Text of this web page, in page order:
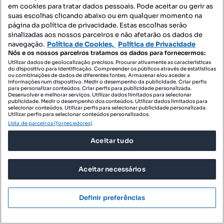
475 000 €2529,29 €/m²
Loja Nova com 188 m2 inserida no
empreendimento Senhora do Porto Resid
Porto, Centro de Ramalde - Pereiró, Ramalde, Porto, Porto
Preço por metro quadrado
rés do chão
em cookies para tratar dados pessoais. Pode aceitar ou gerir as
suas escolhas clicando abaixo ou em qualquer momento na
página da política de privacidade. Estas escolhas serão
sinalizadas aos nossos parceiros e não afetarão os dados de
navegação. Política de Cookies, Política de Privacidade
Nós e os nossos parceiros tratamos os dados para fornecermos:
Utilizar dados de geolocalização precisos. Procurar ativamente as características
do dispositivo para identificação. Compreender os públicos através de estatísticas
ou combinações de dados de diferentes fontes. Armazenar e/ou aceder a
informações num dispositivo. Medir o desempenho da publicidade. Criar perfis
para personalizar conteúdos. Criar perfis para publicidade personalizada.
Desenvolver e melhorar serviços. Utilizar dados limitados para selecionar
publicidade. Medir o desempenho dos conteúdos. Utilizar dados limitados para
selecionar conteúdos. Utilizar perfis para selecionar publicidade personalizada.
Utilizar perfis para selecionar conteúdos personalizados.
Lista de parceiros (fornecedores)
Aceitar tudo
Aceitar necessários
Definir preferências